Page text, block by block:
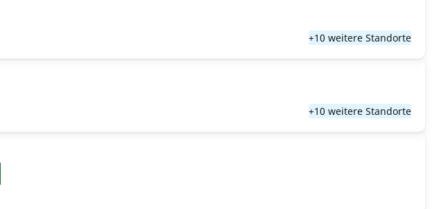
+10 weitere Standorte
+10 weitere Standorte